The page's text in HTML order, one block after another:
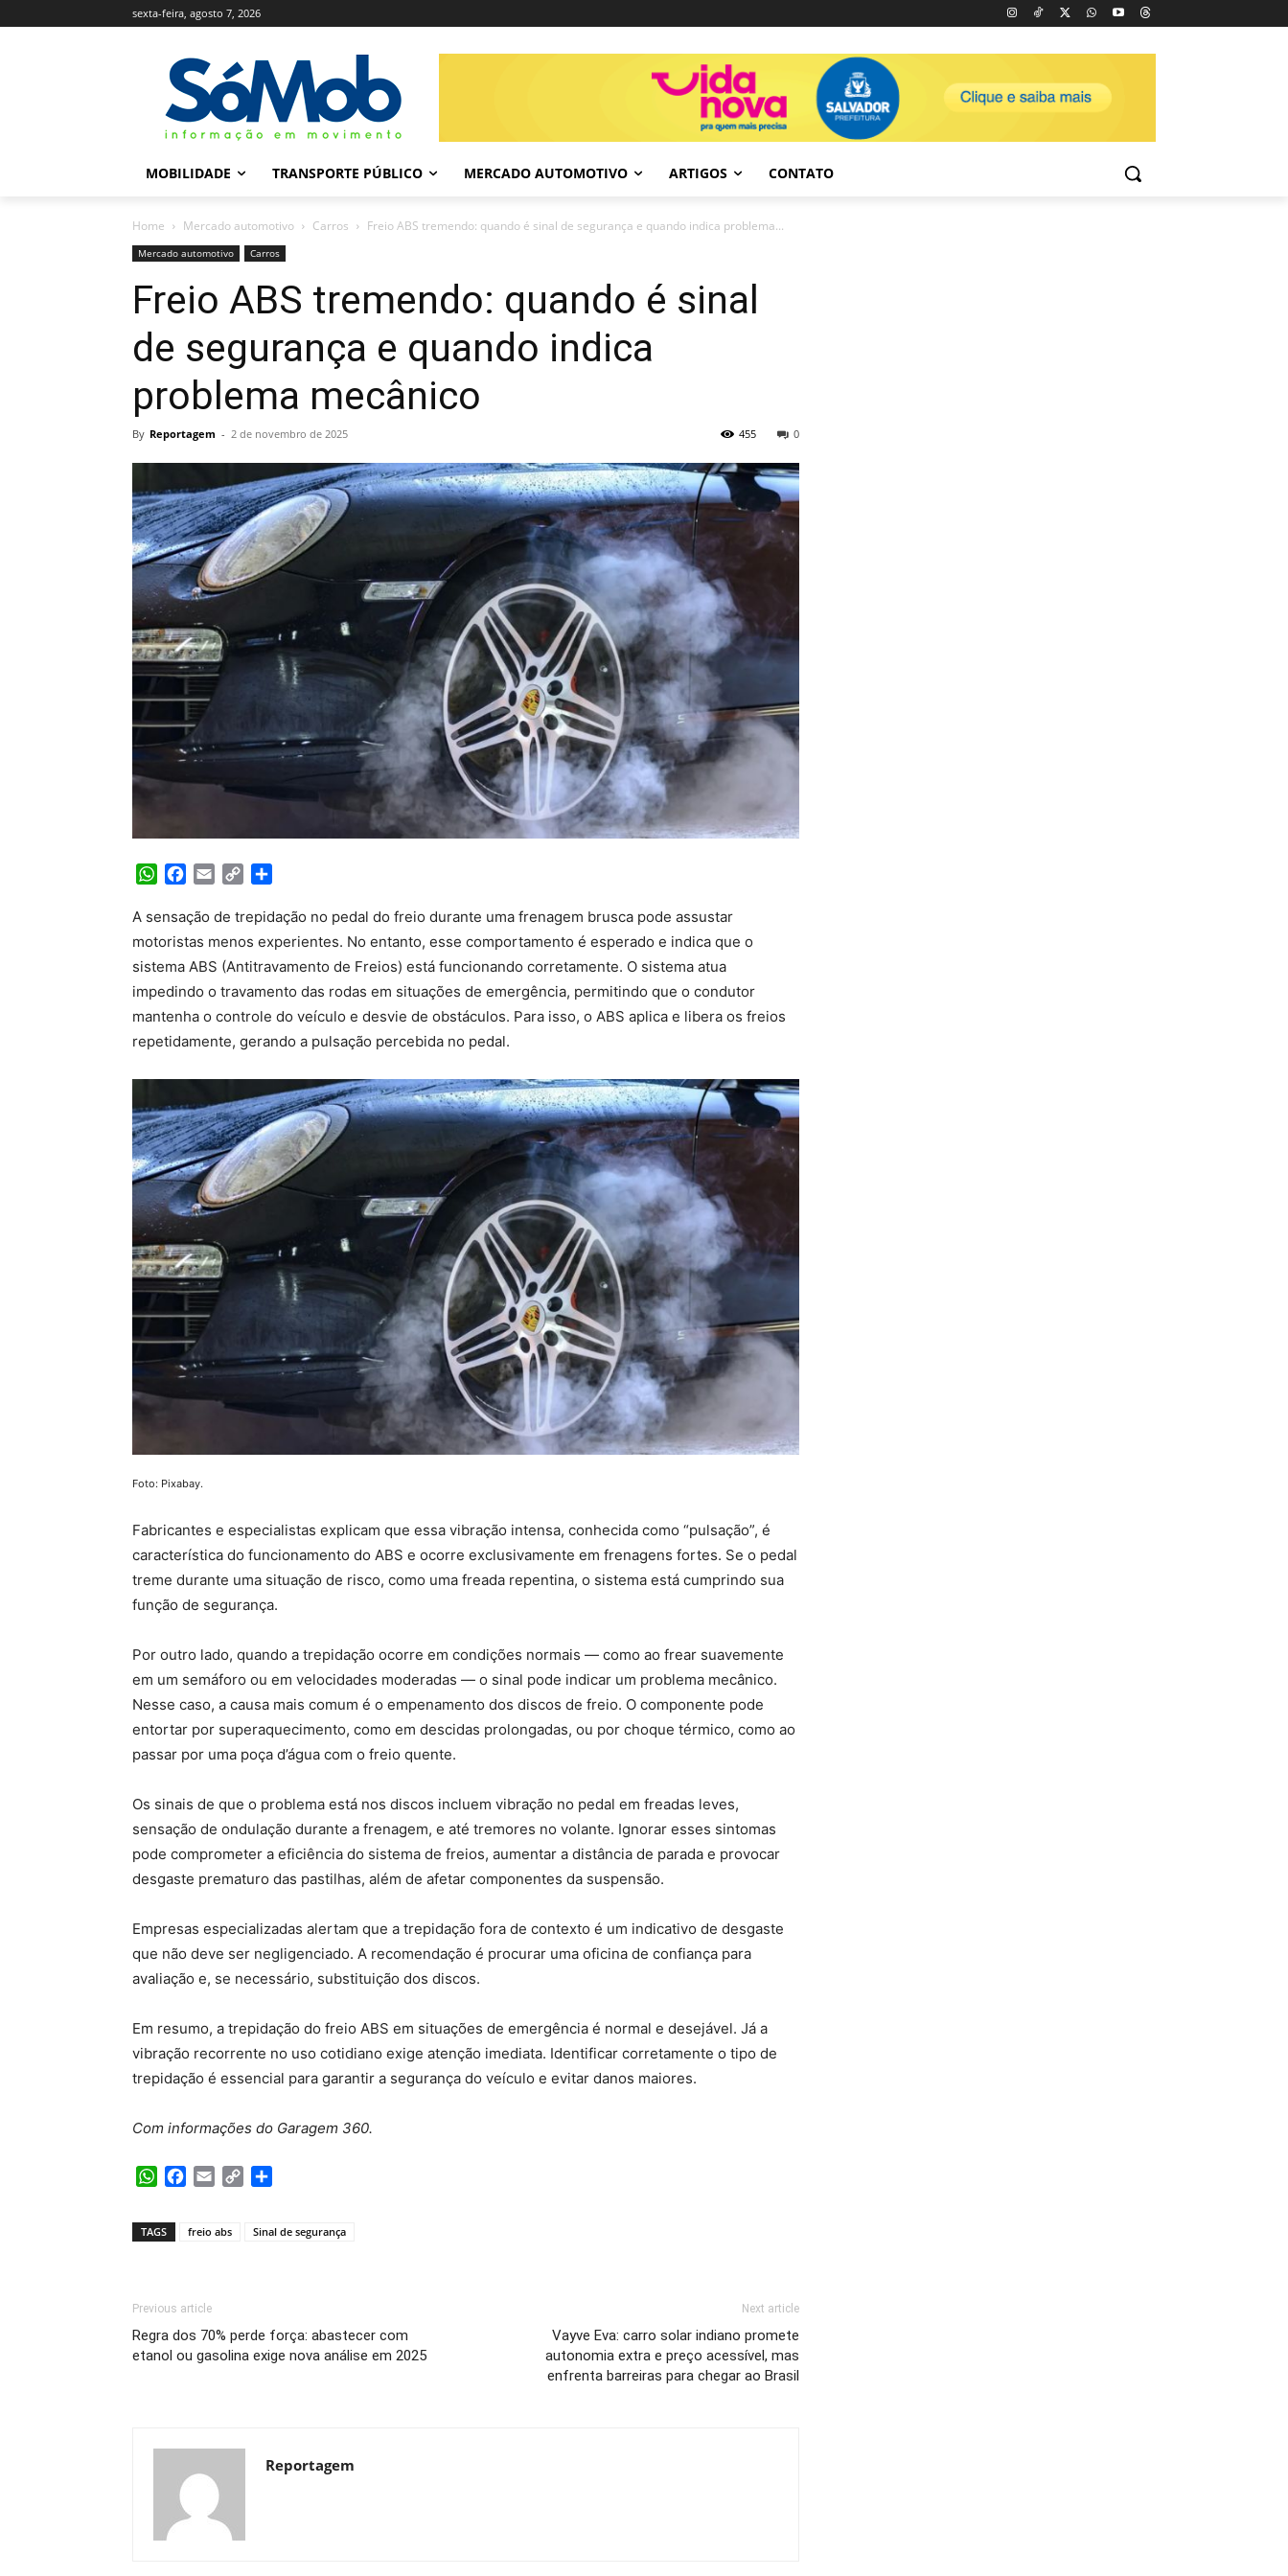
sexta-feira, agosto 7, 2026
MOBILIDADE TRANSPORTE PÚBLICO MERCADO AUTOMOTIVO ARTIGOS CONTATO
Home Mercado automotivo Carros Freio ABS tremendo: quando é sinal de segurança e quando indica problema...
Mercado automotivo Carros
Freio ABS tremendo: quando é sinal
de segurança e quando indica
problema mecânico
By Reportagem - 2 de novembro de 2025 0
455
WhatsApp
Facebook
Email Copy
A sensação de trepidação no pedal do freio durante uma frenagem brusca pode assustar
motoristas menos experientes. No entanto, esse comportamento é esperado e indica que o
sistema ABS (Antitravamento de Freios) está funcionando corretamente. O sistema atua
impedindo o travamento das rodas em situações de emergência, permitindo que o condutor
mantenha o controle do veículo e desvie de obstáculos. Para isso, o ABS aplica e libera os freios
repetidamente, gerando a pulsação percebida no pedal.
Foto: Pixabay.
Fabricantes e especialistas explicam que essa vibração intensa, conhecida como “pulsação”, é
característica do funcionamento do ABS e ocorre exclusivamente em frenagens fortes. Se o pedal
treme durante uma situação de risco, como uma freada repentina, o sistema está cumprindo sua
função de segurança.
Por outro lado, quando a trepidação ocorre em condições normais — como ao frear suavemente
em um semáforo ou em velocidades moderadas — o sinal pode indicar um problema mecânico.
Nesse caso, a causa mais comum é o empenamento dos discos de freio. O componente pode
entortar por superaquecimento, como em descidas prolongadas, ou por choque térmico, como ao
passar por uma poça d’água com o freio quente.
Os sinais de que o problema está nos discos incluem vibração no pedal em freadas leves,
sensação de ondulação durante a frenagem, e até tremores no volante. Ignorar esses sintomas
pode comprometer a eficiência do sistema de freios, aumentar a distância de parada e provocar
desgaste prematuro das pastilhas, além de afetar componentes da suspensão.
Empresas especializadas alertam que a trepidação fora de contexto é um indicativo de desgaste
que não deve ser negligenciado. A recomendação é procurar uma oficina de confiança para
avaliação e, se necessário, substituição dos discos.
Em resumo, a trepidação do freio ABS em situações de emergência é normal e desejável. Já a
vibração recorrente no uso cotidiano exige atenção imediata. Identificar corretamente o tipo de
trepidação é essencial para garantir a segurança do veículo e evitar danos maiores.
Com informações do Garagem 360.
WhatsApp
Facebook
Email Copy
TAGS freio abs Sinal de segurança
Previous article
Regra dos 70% perde força: abastecer com
etanol ou gasolina exige nova análise em 2025
Next article
Vayve Eva: carro solar indiano promete
autonomia extra e preço acessível, mas
enfrenta barreiras para chegar ao Brasil
Reportagem